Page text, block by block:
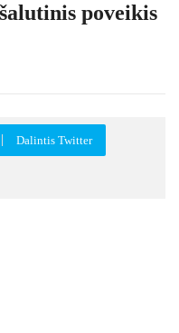
poveikis
Dalintis Twitter